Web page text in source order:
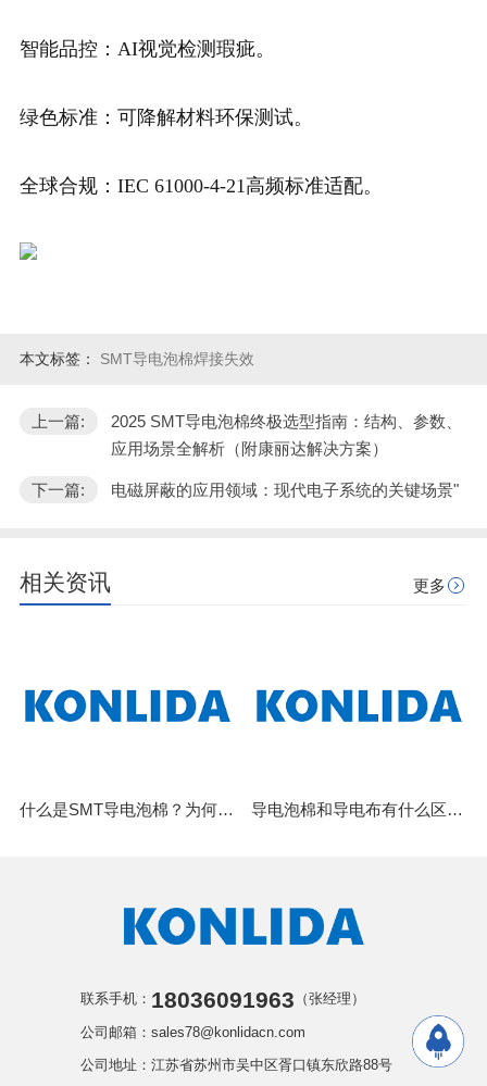
智能品控：AI视觉检测瑕疵。
绿色标准：可降解材料环保测试。
全球合规：IEC 61000-4-21高频标准适配。
本文标签： SMT导电泡棉焊接失效
上一篇:
2025 SMT导电泡棉终极选型指南：结构、参数、
应用场景全解析（附康丽达解决方案）
下一篇: 电磁屏蔽的应用领域：现代电子系统的关键场景"
相关资讯 更多
什么是SMT导电泡棉？为何它能颠覆传统屏蔽设计 导电泡棉和导电布有什么区别？3个维度讲清楚，别再选错了
联系手机： 18036091963 （张经理）
公司邮箱：sales78@konlidacn.com
公司地址：江苏省苏州市吴中区胥口镇东欣路88号